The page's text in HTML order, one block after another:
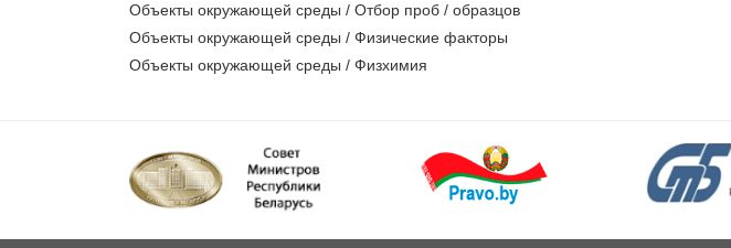
Объекты окружающей среды / Отбор проб / образцов
Объекты окружающей среды / Физические факторы
Объекты окружающей среды / Физхимия